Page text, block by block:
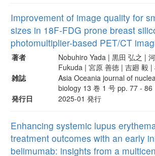
Improvement of image quality for
sizes in 18F-FDG prone breast
photomultiplier-based PET/CT
著者
Nobuhiro Yada | 黒田 弘之 |
Fukuda | 宮原 善徳 | 吉廻 毅 |
雑誌
Asia Oceania journal of
biology 13 巻 1 号 pp. 77 - 86
発行日
2025-01 発行
Enhancing systemic lupus
treatment outcomes with an early
belimumab: insights from a